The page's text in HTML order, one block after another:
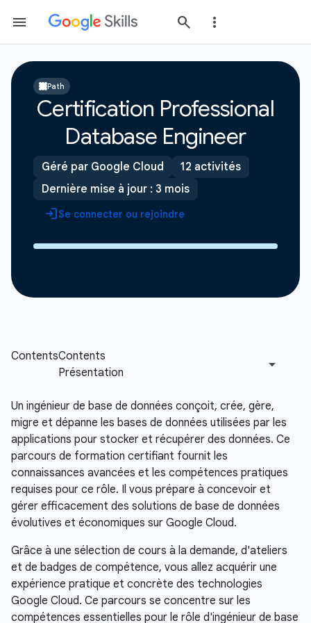
Path
Certification Professional
Database Engineer
Géré par Google Cloud
12 activités
Dernière mise à jour : 3 mois
Se connecter ou rejoindre
Un ingénieur de base de données conçoit, crée, gère,
migre et dépanne les bases de données utilisées par les
applications pour stocker et récupérer des données. Ce
parcours de formation certifiant fournit les
connaissances avancées et les compétences pratiques
requises pour ce rôle. Il vous prépare à concevoir et
gérer efficacement des solutions de base de données
évolutives et économiques sur Google Cloud.
Grâce à une sélection de cours à la demande, d'ateliers
et de badges de compétence, vous allez acquérir une
expérience pratique et concrète des technologies
Google Cloud. Ce parcours se concentre sur les
compétences essentielles pour le rôle d'ingénieur de base